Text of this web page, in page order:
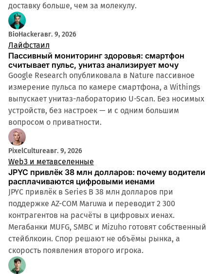
доставку больше, чем за молекулу.
BioHackerавг. 9, 2026
Лайфстаил
Пассивный мониторинг здоровья: смартфон
считывает пульс, унитаз анализирует мочу
Google Research опубликовала в Nature пассивное
измерение пульса по камере смартфона, а Withings
выпускает унитаз-лабораторию U-Scan. Без носимых
устройств, без настроек — и с одним большим
вопросом о приватности.
PixelCultureавг. 9, 2026
Web3 и метавселенные
JPYC привлёк 38 млн долларов: почему водители
расплачиваются цифровыми иенами
JPYC привлёк в Series B 38 млн долларов при
поддержке AZ-COM Maruwa и переводит 2 300
контрагентов на расчёты в цифровых иенах.
Мегабанки MUFG, SMBC и Mizuho готовят собственный
стейблкоин. Спор решают не объёмы рынка, а
скорость появления второго игрока.